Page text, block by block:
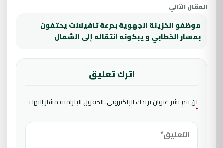
المقال التالي
موظفو الخزينة الجهوية بدرعة تافيلالت يحتفون
بمسار الخطابي و يبكونه انتقاله إلى الشمال
اترك تعليق
لن يتم نشر عنوان بريدك الإلكتروني.الحقول الإلزامية مشار إليها بـ
*